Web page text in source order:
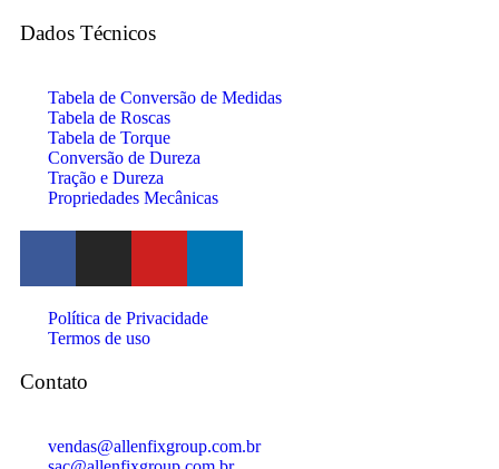
Dados Técnicos
Tabela de Conversão de Medidas
Tabela de Roscas
Tabela de Torque
Conversão de Dureza
Tração e Dureza
Propriedades Mecânicas
Política de Privacidade
Termos de uso
Contato
vendas@allenfixgroup.com.br